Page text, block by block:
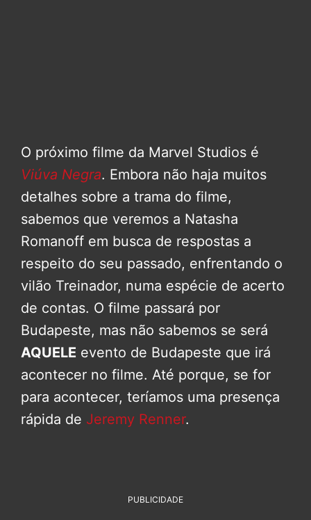
O próximo filme da Marvel Studios é
Viúva Negra. Embora não haja muitos
detalhes sobre a trama do filme,
sabemos que veremos a Natasha
Romanoff em busca de respostas a
respeito do seu passado, enfrentando o
vilão Treinador, numa espécie de acerto
de contas. O filme passará por
Budapeste, mas não sabemos se será
AQUELE evento de Budapeste que irá
acontecer no filme. Até porque, se for
para acontecer, teríamos uma presença
rápida de Jeremy Renner.
PUBLICIDADE